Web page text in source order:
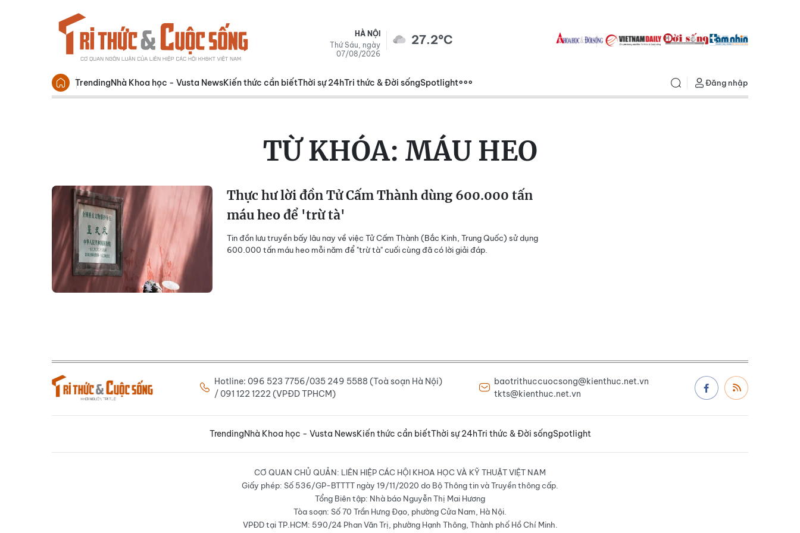
HÀ NỘI
Thứ Sáu, ngày
07/08/2026
27.2°C
TrendingNhà Khoa học - Vusta NewsKiến thức cần biếtThời sự 24hTri thức & Đời sốngSpotlight Đăng nhập
TỪ KHÓA: MÁU HEO
Thực hư lời đồn Tử Cấm Thành dùng 600.000 tấn
máu heo để 'trừ tà'
Tin đồn lưu truyền bấy lâu nay về việc Tử Cấm Thành (Bắc Kinh, Trung Quốc) sử dụng
600.000 tấn máu heo mỗi năm để "trừ tà" cuối cùng đã có lời giải đáp.
Hotline: 096 523 7756/035 249 5588 (Toà soạn Hà Nội)
/ 091 122 1222 (VPĐD TPHCM)
baotrithuccuocsong@kienthuc.net.vn
tkts@kienthuc.net.vn
TrendingNhà Khoa học - Vusta NewsKiến thức cần biếtThời sự 24hTri thức & Đời sốngSpotlight
CƠ QUAN CHỦ QUẢN: LIÊN HIỆP CÁC HỘI KHOA HỌC VÀ KỸ THUẬT VIỆT NAM
Giấy phép: Số 536/GP-BTTTT ngày 19/11/2020 do Bộ Thông tin và Truyền thông cấp.
Tổng Biên tập: Nhà báo Nguyễn Thị Mai Hương
Tòa soạn: Số 70 Trần Hưng Đạo, phường Cửa Nam, Hà Nội.
VPĐD tại TP.HCM: 590/24 Phan Văn Trị, phường Hạnh Thông, Thành phố Hồ Chí Minh.